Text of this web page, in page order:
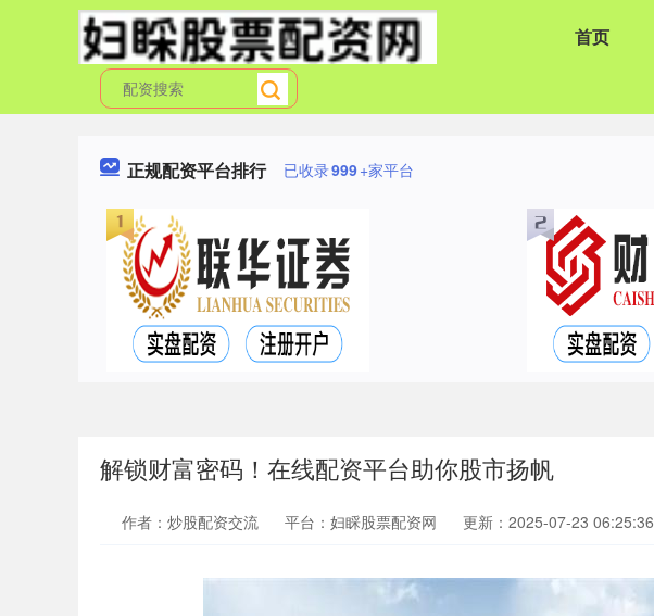
首页
正规配资平台排行 已收录999+家平台
解锁财富密码！在线配资平台助你股市扬帆
作者：炒股配资交流 平台：妇睬股票配资网 更新：2025-07-23 06:25:36